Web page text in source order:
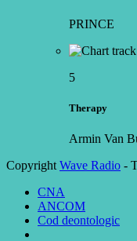
PRINCE
5
Therapy
Armin Van
Copyright Wave Radio -
CNA
ANCOM
Cod deontologic